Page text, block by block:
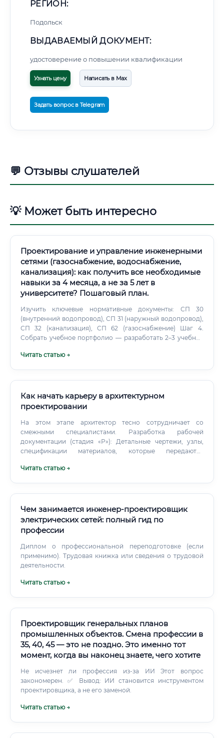
РЕГИОН:
Подольск
ВЫДАВАЕМЫЙ ДОКУМЕНТ:
удостоверение о повышении квалификации
Узнать цену Написать в Max
Задать вопрос в Telegram
💬 Отзывы слушателей
💡 Может быть интересно
Проектирование и управление инженерными
сетями (газоснабжение, водоснабжение,
канализация): как получить все необходимые
навыки за 4 месяца, а не за 5 лет в
университете? Пошаговый план.
Изучить ключевые нормативные документы: СП 30
(внутренний водопровод), СП 31 (наружный водопровод),
СП 32 (канализация), СП 62 (газоснабжение) Шаг 4.
Собрать учебное портфолио — разработать 2–3 учебных
Читать статью →
Как начать карьеру в архитектурном
проектировании
На этом этапе архитектор тесно сотрудничает со
смежными специалистами. Разработка рабочей
документации (стадия «Р»): Детальные чертежи, узлы,
спецификации материалов, которые передаются
Читать статью →
Чем занимается инженер-проектировщик
электрических сетей: полный гид по
профессии
Диплом о профессиональной переподготовке (если
применимо). Трудовая книжка или сведения о трудовой
деятельности.
Читать статью →
Проектировщик генеральных планов
промышленных объектов. Смена профессии в
35, 40, 45 — это не поздно. Это именно тот
момент, когда вы наконец знаете, чего хотите
Не исчезнет ли профессия из-за ИИ Этот вопрос
закономерен. ✅ Вывод: ИИ становится инструментом
проектировщика, а не его заменой.
Читать статью →